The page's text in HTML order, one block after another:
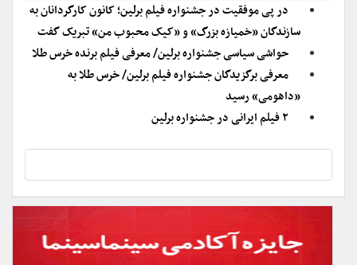
در پی موفقیت در جشنواره فیلم برلین؛ کانون کارگردانان به
سازندگان «خمیازه بزرگ» و «کیک محبوب من» تبریک گفت
حواشی سیاسی جشنواره برلین/ معرفی فیلم برنده خرس طلا
معرفی برگزیدگان جشنواره فیلم برلین/ خرس طلا به
«داهومی» رسید
۲ فیلم ایرانی در جشنواره برلین